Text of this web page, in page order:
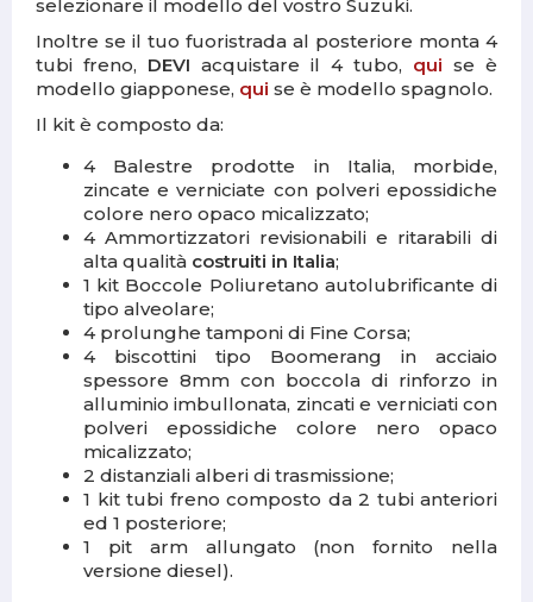
selezionare il modello del vostro Suzuki.
Inoltre se il tuo fuoristrada al posteriore monta 4
tubi freno, DEVI acquistare il 4 tubo, qui se è
modello giapponese, qui se è modello spagnolo.
Il kit è composto da:
4 Balestre prodotte in Italia, morbide,
zincate e verniciate con polveri epossidiche
colore nero opaco micalizzato;
4 Ammortizzatori revisionabili e ritarabili di
alta qualità costruiti in Italia;
1 kit Boccole Poliuretano autolubrificante di
tipo alveolare;
4 prolunghe tamponi di Fine Corsa;
4 biscottini tipo Boomerang in acciaio
spessore 8mm con boccola di rinforzo in
alluminio imbullonata, zincati e verniciati con
polveri epossidiche colore nero opaco
micalizzato;
2 distanziali alberi di trasmissione;
1 kit tubi freno composto da 2 tubi anteriori
ed 1 posteriore;
1 pit arm allungato (non fornito nella
versione diesel).